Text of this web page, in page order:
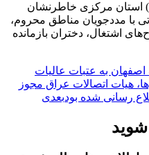
استان مرکزی خاطرنشان
با مددجویان مناطق محروم،
اشتغال، دختران بازمانده
هیات اتصالات عراق مجوز
رسانی شده بودبعدی